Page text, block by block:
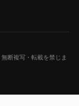
無断複写・転載を禁じま